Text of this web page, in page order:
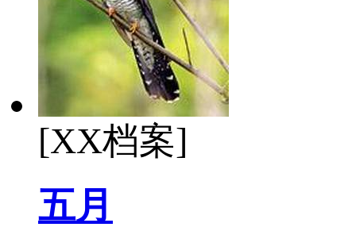
[XX档案]
五月